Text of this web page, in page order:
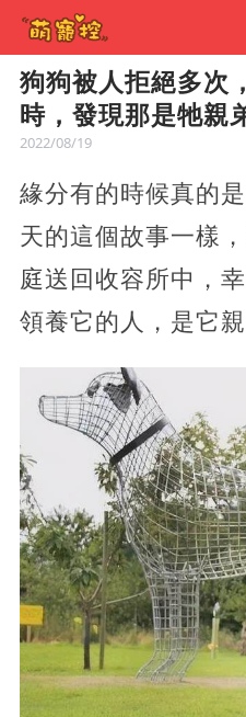
狗狗被人拒絕多次
時，發現那是牠親
2022/08/19
緣分有的時候真的
天的這個故事一樣
庭送回收容所中，
領養它的人，是它親